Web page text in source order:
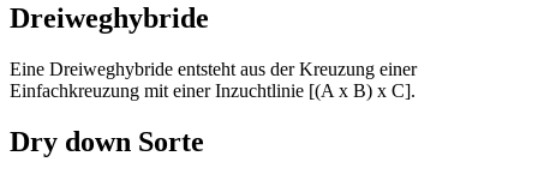
Dreiweghybride
Eine Dreiweghybride entsteht aus der Kreuzung einer
Einfachkreuzung mit einer Inzuchtlinie [(A x B) x C].
Dry down Sorte